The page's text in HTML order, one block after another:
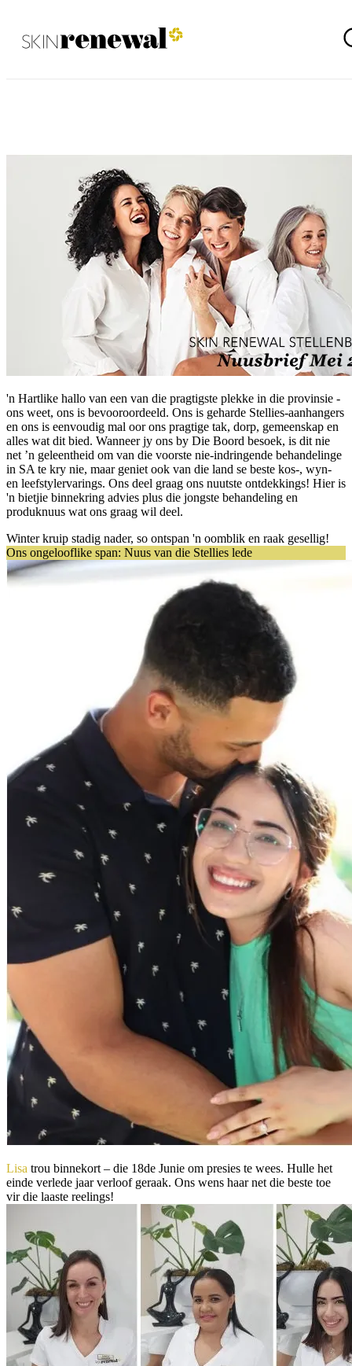
Skin Renewal Homepage
'n Hartlike hallo van een van die pragtigste plekke in die provinsie -
ons weet, ons is bevooroordeeld. Ons is geharde Stellies-aanhangers
en ons is eenvoudig mal oor ons pragtige tak, dorp, gemeenskap en
alles wat dit bied. Wanneer jy ons by Die Boord besoek, is dit nie
net ’n geleentheid om van die voorste nie-indringende behandelinge
in SA te kry nie, maar geniet ook van die land se beste kos-, wyn-
en leefstylervarings. Ons deel graag ons nuutste ontdekkings! Hier is
'n bietjie binnekring advies plus die jongste behandeling en
produknuus wat ons graag wil deel.
Winter kruip stadig nader, so ontspan 'n oomblik en raak gesellig!
Ons ongelooflike span: Nuus van die Stellies lede
Lisa trou binnekort – die 18de Junie om presies te wees. Hulle het
einde verlede jaar verloof geraak. Ons wens haar net die beste toe
vir die laaste reelings!